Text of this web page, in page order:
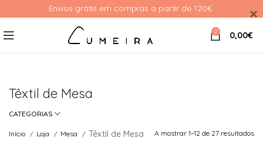
0 0,00€
Têxtil de Mesa
CATEGORIAS
Início Loja Mesa Têxtil de Mesa A mostrar 1–12 de 27 resultados
Envios grátis em compras a partir de 120€